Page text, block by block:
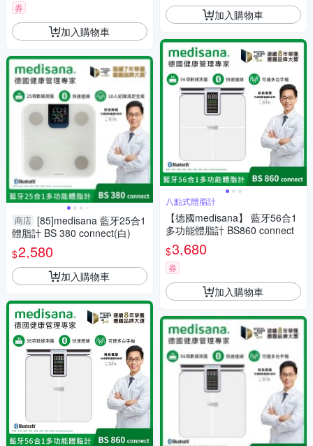
券
加入購物車
商店 [85]medisana 藍牙25合1
體脂計 BS 380 connect(白)
$2,580
加入購物車
加入購物車
八點式體脂計
【德國medisana】 藍牙56合1
多功能體脂計 BS860 connect
$3,680
券
加入購物車